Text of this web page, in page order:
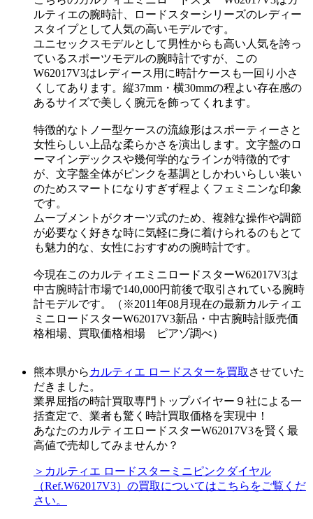
ルティエの腕時計、ロードスターシリーズのレディー
スタイプとして人気の高いモデルです。
ユニセックスモデルとして男性からも高い人気を誇っ
ているスポーツモデルの腕時計ですが、この
W62017V3はレディース用に時計ケースも一回り小さ
くしてあります。縦37mm・横30mmの程よい存在感の
あるサイズで美しく腕元を飾ってくれます。
特徴的なトノー型ケースの流線形はスポーティーさと
女性らしい上品な柔らかさを演出します。文字盤のロ
ーマインデックスや幾何学的なラインが特徴的です
が、文字盤全体がピンクを基調としかわいらしい装い
のためスマートになりすぎず程よくフェミニンな印象
です。
ムーブメントがクオーツ式のため、複雑な操作や調節
が必要なく好きな時に気軽に身に着けられるのもとて
も魅力的な、女性におすすめの腕時計です。
今現在このカルティエミニロードスターW62017V3は
中古腕時計市場で140,000円前後で取引されている腕時
計モデルです。（※2011年08月現在の最新カルティエ
ミニロードスターW62017V3新品・中古腕時計販売価
格相場、買取価格相場 ピアゾ調べ）
熊本県から カルティエ ロードスターを買取 させていた
だきました。
業界屈指の時計買取専門トップバイヤー９社による一
括査定で、業者も驚く時計買取価格を実現中！
あなたのカルティエロードスターW62017V3を賢く最
高値で売却してみませんか？
＞カルティエ ロードスターミニピンクダイヤル
（Ref.W62017V3）の買取についてはこちらをご覧くだ
さい。